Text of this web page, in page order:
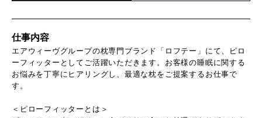
仕事内容
エアウィーヴグループの枕専門ブランド「ロフテー」にて、ピロ
ーフィッターとしてご活躍いただきます。お客様の睡眠に関する
お悩みを丁寧にヒアリングし、最適な枕をご提案するお仕事で
す。
＜ピローフィッターとは＞